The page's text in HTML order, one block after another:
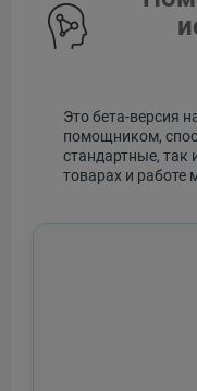
Это бета-версия
помощником,
стандартные,
товарах и работе